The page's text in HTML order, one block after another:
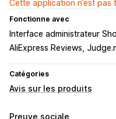
Cette application n’est pas
Fonctionne avec
Interface administrateur
AliExpress Reviews
Catégories
Avis sur les produits
Options d’affichage
Preuve sociale